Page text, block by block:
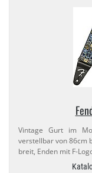
Vintage Gurt im
verstellbar von 86cm
breit, Enden mit F-​